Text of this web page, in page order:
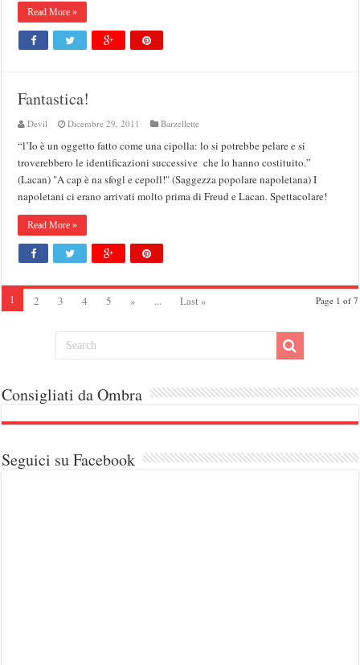
Read More »
Fantastica!
Devil Dicembre 29, 2011 Barzellette
“l’Io è un oggetto fatto come una cipolla: lo si potrebbe pelare e si
troverebbero le identificazioni successive che lo hanno costituito.”
(Lacan) "A cap è na sfogl e cepoll!" (Saggezza popolare napoletana) I
napoletani ci erano arrivati molto prima di Freud e Lacan. Spettacolare!
Read More »
Page 1 of 7
1 2 3 4 5 » ... Last »
Consigliati da Ombra
Seguici su Facebook